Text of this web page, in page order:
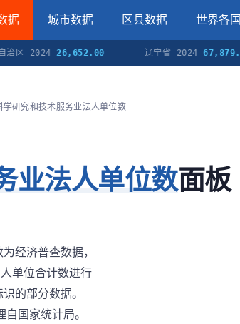
据 城市数据 区县数据 世界各国
26,652.00 辽宁省 202467,879.00
学研究和技术服务业法人单位数
业法人单位数面板
经济普查数据，
单位合计数进行
的部分数据。
国家统计局。